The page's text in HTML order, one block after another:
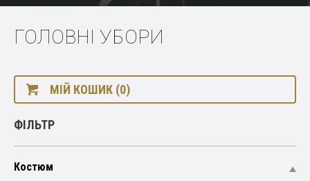
ГОЛОВНІ УБОРИ
МІЙ КОШИК (0)
ФІЛЬТР
Костюм